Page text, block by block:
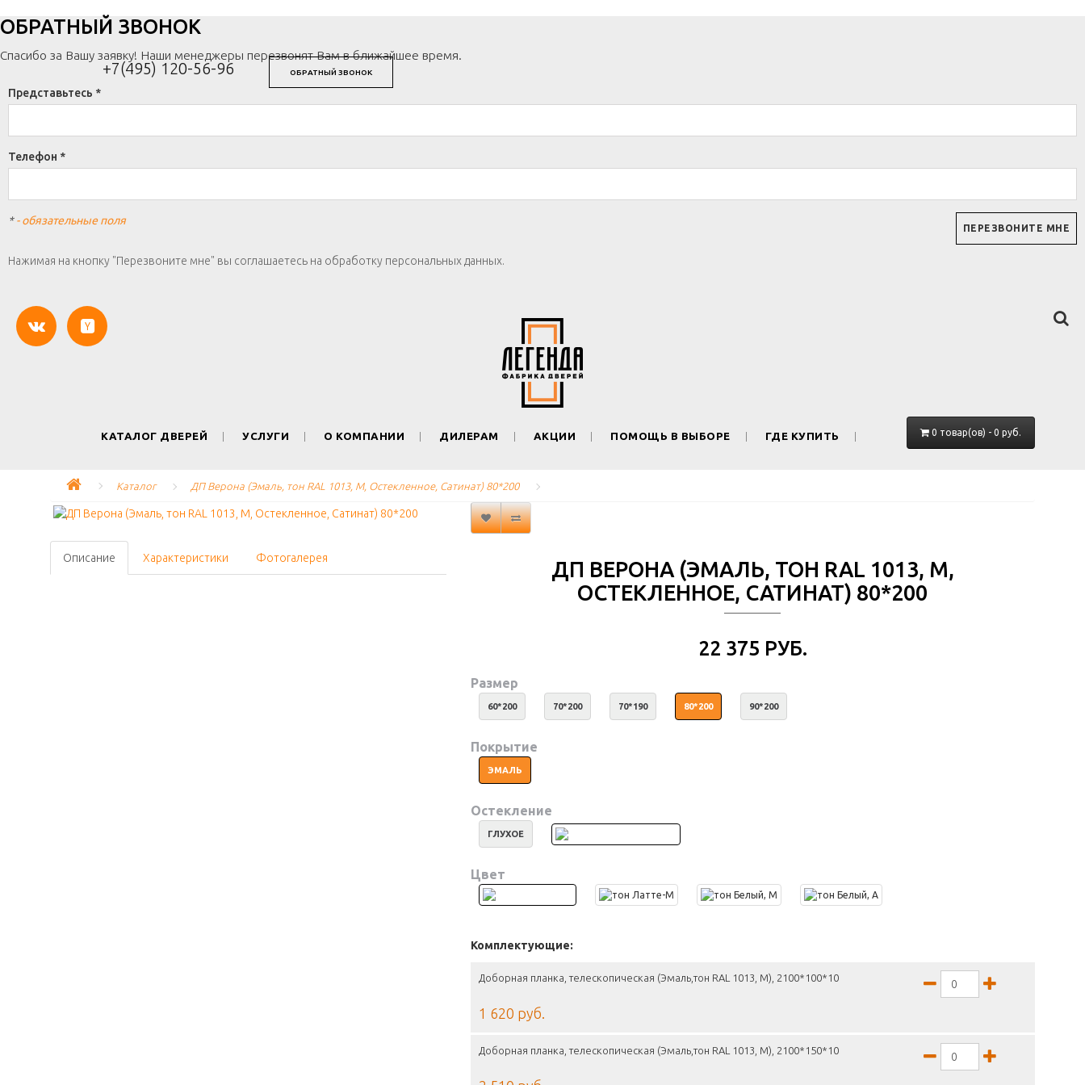
+7(495) 120-56-96 ОБРАТНЫЙ ЗВОНОК
ОБРАТНЫЙ ЗВОНОК
Спасибо за Вашу заявку! Наши менеджеры перезвонят Вам в ближайшее время.
Представьтесь *
Телефон *
*- обязательные поля
Нажимая на кнопку "Перезвоните мне" вы соглашаетесь на обработку персональных данных.
КАТАЛОГ ДВЕРЕЙ УСЛУГИ О КОМПАНИИ ДИЛЕРАМ АКЦИИ ПОМОЩЬ В ВЫБОРЕ ГДЕ КУПИТЬ 0 товар(ов) - 0 руб.
Каталог ДП Верона (Эмаль, тон RAL 1013, М, Остекленное, Сатинат) 80*200
Описание Характеристики Фотогалерея
ДП ВЕРОНА (ЭМАЛЬ, ТОН RAL 1013, М,
ОСТЕКЛЕННОЕ, САТИНАТ) 80*200
22 375 РУБ.
Размер
60*200 70*200 70*190 80*200 90*200
Покрытие
ЭМАЛЬ
Остекление
ГЛУХОЕ
Цвет
Комплектующие:
Доборная планка, телескопическая (Эмаль,тон RAL 1013, М), 2100*100*10
1 620 руб.
Доборная планка, телескопическая (Эмаль,тон RAL 1013, М), 2100*150*10